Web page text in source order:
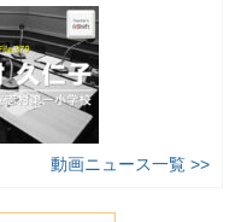
動画ニュース一覧 >>